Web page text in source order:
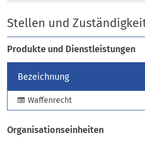
e
m
n
e
n
T
a
)
Stellen und
Produkte und Dienstleistungen
Bezeichnung
Waffenrecht
Organisationseinheiten